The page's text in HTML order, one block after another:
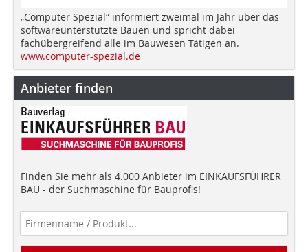
„Computer Spezial“ informiert zweimal im Jahr über das
softwareunterstützte Bauen und spricht dabei
fachübergreifend alle im Bauwesen Tätigen an.
www.computer-spezial.de
Anbieter finden
Finden Sie mehr als 4.000 Anbieter im EINKAUFSFÜHRER
BAU - der Suchmaschine für Bauprofis!